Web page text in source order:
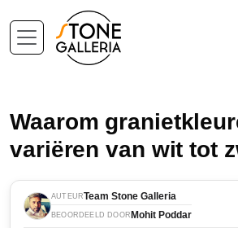
Waarom
variëren van wit tot
AUTEURTeam Stone Galleria
BEOORDEELD DOOR Mohit Poddar